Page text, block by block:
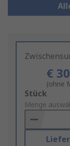
€
(ohne
Add
to
Basket
Stück
Menge